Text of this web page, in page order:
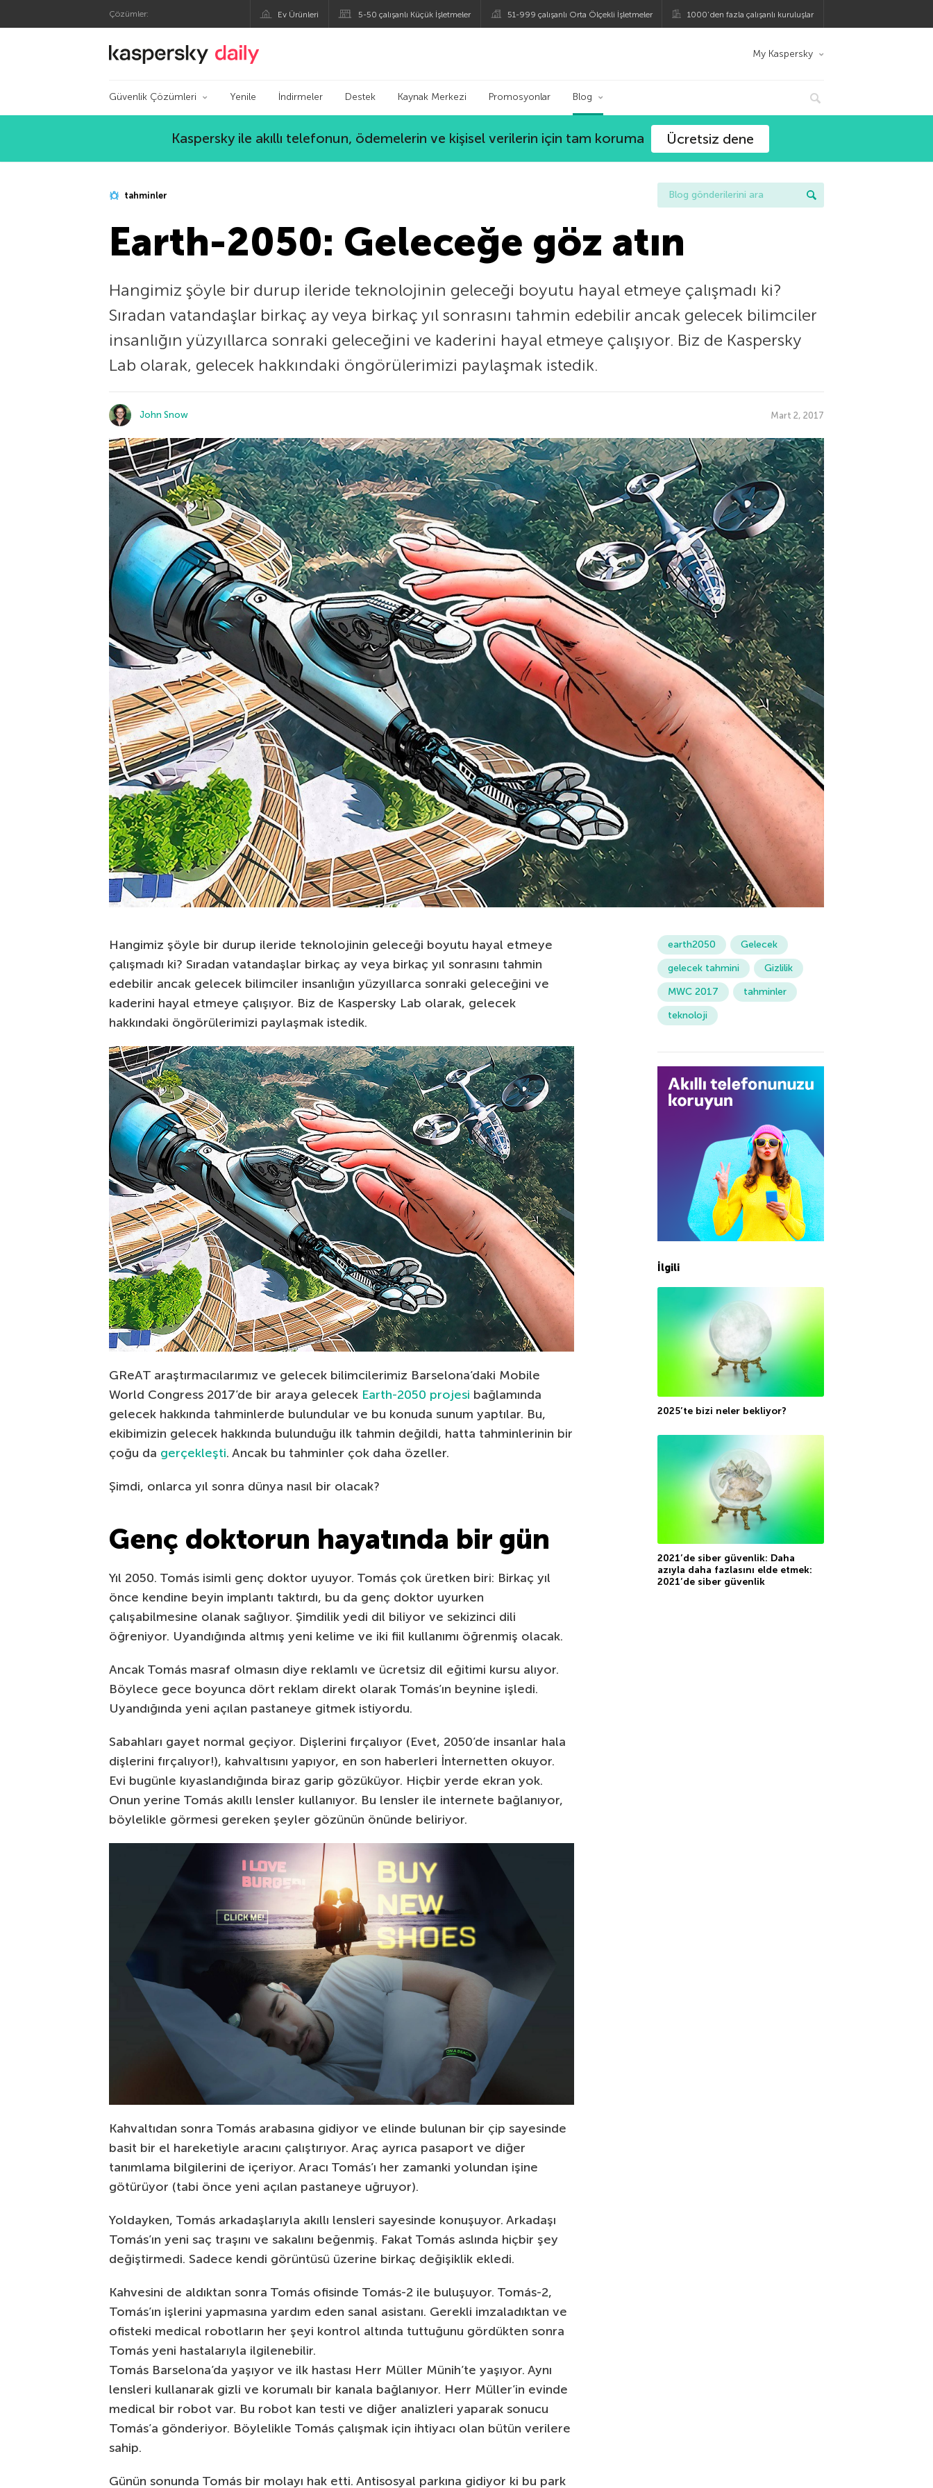
Çözümler: Ev Ürünleri 5-50 çalışanlı Küçük İşletmeler 51-999 çalışanlı Orta Ölçekli İşletmeler 1000’den fazla çalışanlı kuruluşlar
Kaspersky Resmi Blogu My Kaspersky
Güvenlik Çözümleri Yenile İndirmeler Destek Kaynak Merkezi Promosyonlar Blog
Kaspersky ile akıllı telefonun, ödemelerin ve kişisel verilerin için tam koruma Ücretsiz dene
tahminler
Earth-2050: Geleceğe göz atın
Hangimiz şöyle bir durup ileride teknolojinin geleceği boyutu hayal etmeye çalışmadı ki?
Sıradan vatandaşlar birkaç ay veya birkaç yıl sonrasını tahmin edebilir ancak gelecek bilimciler
insanlığın yüzyıllarca sonraki geleceğini ve kaderini hayal etmeye çalışıyor. Biz de Kaspersky
Lab olarak, gelecek hakkındaki öngörülerimizi paylaşmak istedik.
John Snow Mart 2, 2017
Hangimiz şöyle bir durup ileride teknolojinin geleceği boyutu hayal etmeye
çalışmadı ki? Sıradan vatandaşlar birkaç ay veya birkaç yıl sonrasını tahmin
edebilir ancak gelecek bilimciler insanlığın yüzyıllarca sonraki geleceğini ve
kaderini hayal etmeye çalışıyor. Biz de Kaspersky Lab olarak, gelecek
hakkındaki öngörülerimizi paylaşmak istedik.
GReAT araştırmacılarımız ve gelecek bilimcilerimiz Barselona’daki Mobile
World Congress 2017’de bir araya gelecek Earth-2050 projesi bağlamında
gelecek hakkında tahminlerde bulundular ve bu konuda sunum yaptılar. Bu,
ekibimizin gelecek hakkında bulunduğu ilk tahmin değildi, hatta tahminlerinin bir
çoğu da gerçekleşti. Ancak bu tahminler çok daha özeller.
Şimdi, onlarca yıl sonra dünya nasıl bir olacak?
Genç doktorun hayatında bir gün
Yıl 2050. Tomás isimli genç doktor uyuyor. Tomás çok üretken biri: Birkaç yıl
önce kendine beyin implantı taktırdı, bu da genç doktor uyurken
çalışabilmesine olanak sağlıyor. Şimdilik yedi dil biliyor ve sekizinci dili
öğreniyor. Uyandığında altmış yeni kelime ve iki fiil kullanımı öğrenmiş olacak.
Ancak Tomás masraf olmasın diye reklamlı ve ücretsiz dil eğitimi kursu alıyor.
Böylece gece boyunca dört reklam direkt olarak Tomás’ın beynine işledi.
Uyandığında yeni açılan pastaneye gitmek istiyordu.
Sabahları gayet normal geçiyor. Dişlerini fırçalıyor (Evet, 2050’de insanlar hala
dişlerini fırçalıyor!), kahvaltısını yapıyor, en son haberleri İnternetten okuyor.
Evi bugünle kıyaslandığında biraz garip gözüküyor. Hiçbir yerde ekran yok.
Onun yerine Tomás akıllı lensler kullanıyor. Bu lensler ile internete bağlanıyor,
böylelikle görmesi gereken şeyler gözünün önünde beliriyor.
Kahvaltıdan sonra Tomás arabasına gidiyor ve elinde bulunan bir çip sayesinde
basit bir el hareketiyle aracını çalıştırıyor. Araç ayrıca pasaport ve diğer
tanımlama bilgilerini de içeriyor. Aracı Tomás’ı her zamanki yolundan işine
götürüyor (tabi önce yeni açılan pastaneye uğruyor).
Yoldayken, Tomás arkadaşlarıyla akıllı lensleri sayesinde konuşuyor. Arkadaşı
Tomás’ın yeni saç traşını ve sakalını beğenmiş. Fakat Tomás aslında hiçbir şey
değiştirmedi. Sadece kendi görüntüsü üzerine birkaç değişiklik ekledi.
Kahvesini de aldıktan sonra Tomás ofisinde Tomás-2 ile buluşuyor. Tomás-2,
Tomás’ın işlerini yapmasına yardım eden sanal asistanı. Gerekli imzaladıktan ve
ofisteki medical robotların her şeyi kontrol altında tuttuğunu gördükten sonra
Tomás yeni hastalarıyla ilgilenebilir.
Tomás Barselona’da yaşıyor ve ilk hastası Herr Müller Münih’te yaşıyor. Aynı
lensleri kullanarak gizli ve korumalı bir kanala bağlanıyor. Herr Müller’in evinde
medical bir robot var. Bu robot kan testi ve diğer analizleri yaparak sonucu
Tomás’a gönderiyor. Böylelikle Tomás çalışmak için ihtiyacı olan bütün verilere
sahip.
Günün sonunda Tomás bir molayı hak etti. Antisosyal parkına gidiyor ki bu park
earth2050
Gelecek
gelecek tahmini
Gizlilik
MWC 2017
tahminler
teknoloji
İlgili
2025’te bizi neler bekliyor?
2021’de siber güvenlik: Daha
azıyla daha fazlasını elde etmek:
2021’de siber güvenlik